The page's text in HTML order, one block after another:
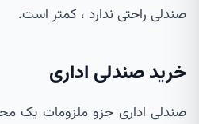
صندلی راحتی ندارد ، کمتر است.
خرید صندلی اداری
صندلی اداری جزو ملزومات یک